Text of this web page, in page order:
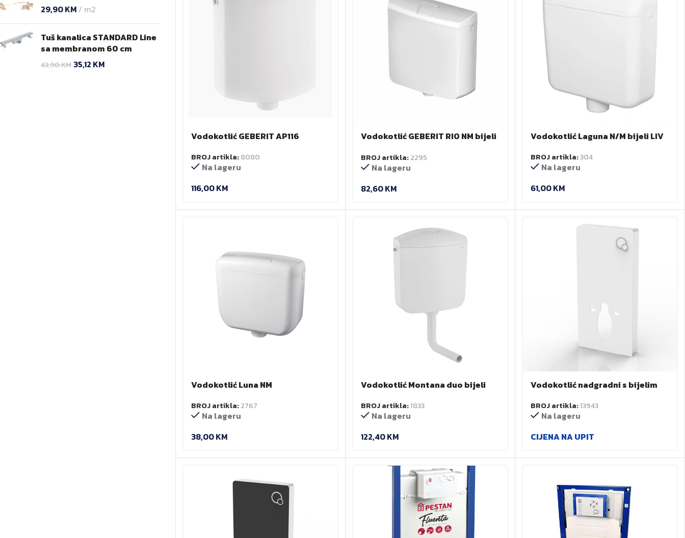
29,90KM m2
Tuš kanalica STANDARD Line
sa membranom 60 cm
43,90KM 35,12 KM
Vodokotlić GEBERIT AP116
BROJ artikla:8080
Na lageru
116,00KM
Vodokotlić GEBERIT RIO NM bijeli
BROJ artikla:2295
Na lageru
82,60KM
Vodokotlić Laguna N/M bijeli LIV
BROJ artikla:304
Na lageru
61,00KM
Vodokotlić Luna NM
BROJ artikla:2767
Na lageru
38,00KM
Vodokotlić Montana duo bijeli
BROJ artikla:1833
Na lageru
122,40KM
Vodokotlić nadgradni s bijelim
BROJ artikla:13943
Na lageru
CIJENA NA UPIT